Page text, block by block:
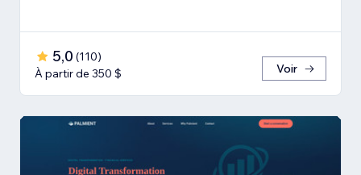
5,0 (110)
À partir de 350 $
Voir